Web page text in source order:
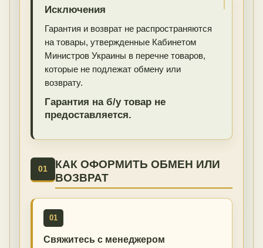
Исключения
Гарантия и возврат не распространяются
на товары, утвержденные Кабинетом
Министров Украины в перечне товаров,
которые не подлежат обмену или
возврату.
Гарантия на б/у товар не
предоставляется.
01
КАК ОФОРМИТЬ ОБМЕН ИЛИ
ВОЗВРАТ
01
Свяжитесь с менеджером